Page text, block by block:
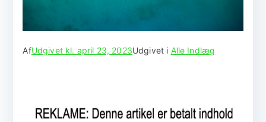
AfUdgivet kl. april 23, 2023Udgivet i Alle Indlæg